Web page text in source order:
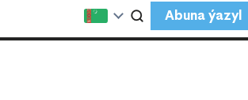
Abuna ýazyl